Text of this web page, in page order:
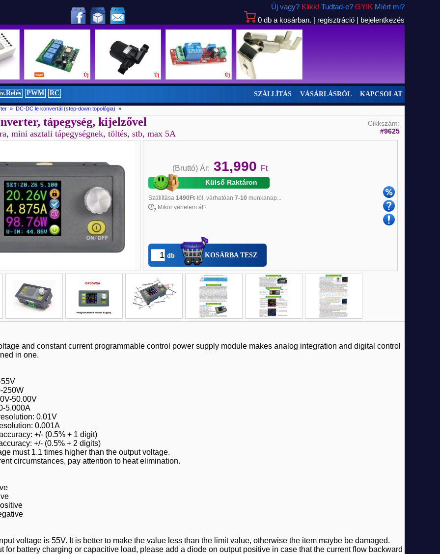
0 db a kosárban. | regisztráció | bejelentkezés
Új vagy? Klikk! Tudtad-e? GYIK Miért mi?
Új Új Új
PWM RC SZÁLLÍTÁS VÁSÁRLÁSRÓL KAPCSOLAT
» DC-DC le konvertál (step-down topológia) »
tápegység, kijelzővel
mini asztali tápegységnek, töltés, stb, max 5A
Cikkszám:
#9625
(Bruttó)Ár: 31,990 Ft
Külső Raktáron
Szállítása 1490Ft-tól, várhatóan 7-10 munkanap...
Mikor vehetem át?
db KOSÁRBA TESZ
and constant current programmable control power supply module makes analog integration and digital control
in one.
55V
250W
50.00V
5.000A
0.01V
0.001A
+/- (0.5% + 1 digit)
+/- (0.5% + 2 digits)
must 1.1 times higher than the output voltage.
circumstances, pay attention to heat elimination.
voltage is 55V. It is better to make the value less than the limit value, otherwise the item maybe be damaged.
for battery charging or capacitive load, please add a diode on output positive in case that the current flow backward